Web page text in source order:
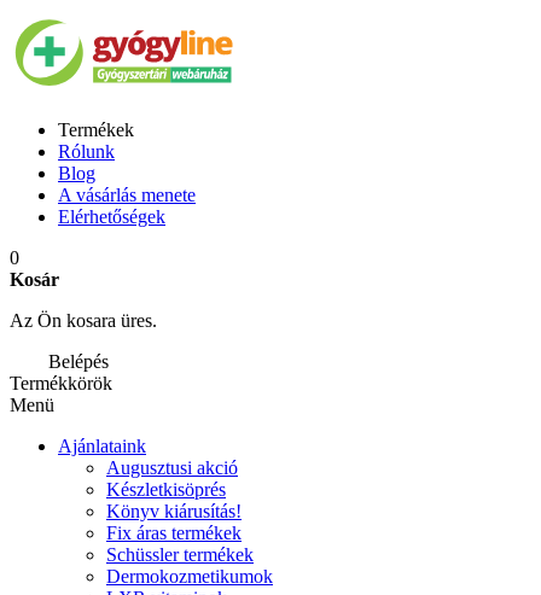
Termékek
Rólunk
Blog
A vásárlás menete
Elérhetőségek
0
Kosár
Az Ön kosara üres.
Belépés
Termékkörök
Menü
Ajánlataink
Augusztusi akció
Készletkisöprés
Könyv kiárusítás!
Fix áras termékek
Schüssler termékek
Dermokozmetikumok